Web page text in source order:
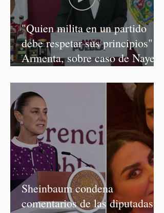
"Quien milita en un partido
debe respetar sus principios":
Armenta, sobre caso de Nayeli
Sheinbaum condena
comentarios de las diputadas